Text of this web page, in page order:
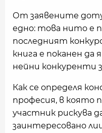
От заявените
едно: това нито е
последният
книга е поканен да
нейни конкуренти
Как се определя
професия, в която
участник рискува
заинтересовано